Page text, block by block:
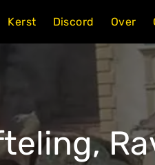
Kerst Discord Over